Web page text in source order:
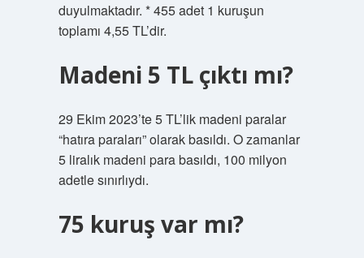
duyulmaktadır. * 455 adet 1 kuruşun
toplamı 4,55 TL’dir.
Madeni 5 TL çıktı mı?
29 Ekim 2023’te 5 TL’lik madeni paralar
“hatıra paraları” olarak basıldı. O zamanlar
5 liralık madeni para basıldı, 100 milyon
adetle sınırlıydı.
75 kuruş var mı?